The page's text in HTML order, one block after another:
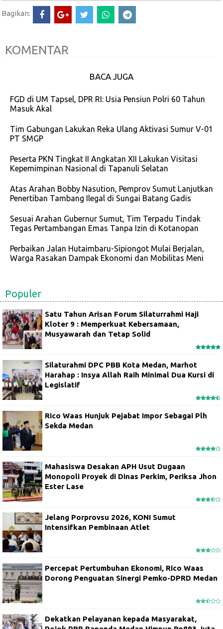
Bagikan:
KOMENTAR
BACA JUGA
FGD di UM Tapsel, DPR RI: Usia Pensiun Polri 60 Tahun
Masuk Akal
Tim Gabungan Lakukan Reka Ulang Aktivasi Sumur V-01
PT SMGP
Peserta PKN Tingkat II Angkatan XII Lakukan Visitasi
Kepemimpinan Nasional di Tapanuli Selatan
Atas Arahan Bobby Nasution, Pemprov Sumut Lanjutkan
Penertiban Tambang Ilegal di Sungai Batang Gadis
Sesuai Arahan Gubernur Sumut, Tim Terpadu Tindak
Tegas Pertambangan Emas Tanpa Izin di Kotanopan
Perbaikan Jalan Hutaimbaru-Sipiongot Mulai Berjalan,
Warga Rasakan Dampak Ekonomi dan Mobilitas Meni
Populer
Satu Tahun Arisan Forum Silaturrahmi Haji
Kloter 9 : Memperkuat Kebersamaan,
Musyawarah dan Tetap Solid
Silaturahmi DPC PBB Kota Medan, Marhot
Harahap : Insya Allah Raih Minimal Dua Kursi di
Legislatif
Rico Waas Hunjuk Pejabat Impor Sebagai Plh
Sekda Medan
Mahasiswa Desakan APH Usut Dugaan
Monopoli Proyek di Dinas Perkim, Periksa Jhon
Ester Lase
Jelang Porprovsu 2026, KONI Sumut
Intensifkan Pembinaan Atlet
Percepat Pertumbuhan Ekonomi, Rico Waas
Dorong Penguatan Sinergi Pemko-DPRD Medan
Dekatkan Pelayanan kepada Masyarakat,